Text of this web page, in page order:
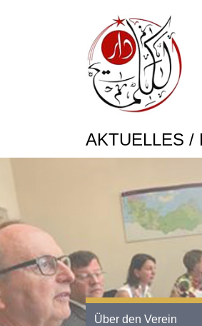
AKTUELLES /
Über den Verein